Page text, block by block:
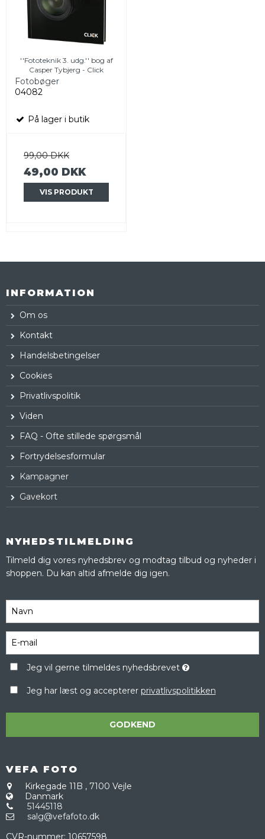
''Fototeknik 3. udg.'' bog af
Casper Tybjerg - Click
Fotobøger
04082
På lager i butik
99,00 DKK
49,00 DKK
VIS PRODUKT
INFORMATION
Om os
Kontakt
Handelsbetingelser
Cookies
Privatlivspolitik
Viden
FAQ - Ofte stillede spørgsmål
Fortrydelsesformular
Kampagner
Gavekort
NYHEDSTILMELDING
Tilmeld dig vores nyhedsbrev og modtag tilbud og nyheder i
shoppen. Du kan altid afmelde dig igen.
Jeg vil gerne tilmeldes nyhedsbrevet
Jeg har læst og accepterer privatlivspolitikken
GODKEND
VEFA FOTO
Kirkegade 11B , 7100 Vejle
Danmark
51445118
salg@vefafoto.dk
CVR-nummer: 10657598